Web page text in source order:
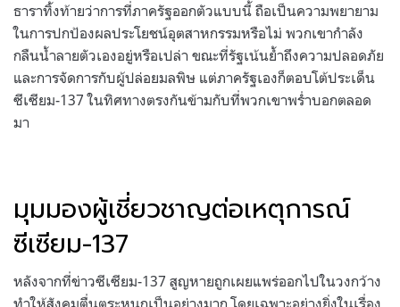
ธาราทิ้งท้ายว่าการที่ภาครัฐออกตัวแบบนี้ ถือเป็นความพยายาม
ในการปกป้องผลประโยชน์อุตสาหกรรมหรือไม่ พวกเขากำลัง
กลืนน้ำลายตัวเองอยู่หรือเปล่า ขณะที่รัฐเน้นย้ำถึงความปลอดภัย
และการจัดการกับผู้ปล่อยมลพิษ แต่ภาครัฐเองก็ตอบโต้ประเด็น
ซีเซียม-137 ในทิศทางตรงกันข้ามกับที่พวกเขาพร่ำบอกตลอด
มา
มุมมองผู้เชี่ยวชาญต่อเหตุการณ์
ซีเซียม-137
หลังจากที่ข่าวซีเซียม-137 สูญหายถูกเผยแพร่ออกไปในวงกว้าง
ทำให้สังคมตื่นตระหนกเป็นอย่างมาก โดยเฉพาะอย่างยิ่งในเรื่อง